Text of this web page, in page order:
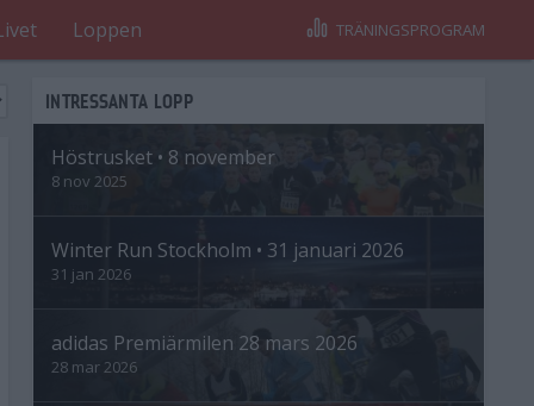
Loppen TRÄNINGSPROGRAM
INTRESSANTA LOPP
Höstrusket • 8 november
8 nov 2025
Winter Run Stockholm • 31 januari 2026
31 jan 2026
adidas Premiärmilen 28 mars 2026
28 mar 2026